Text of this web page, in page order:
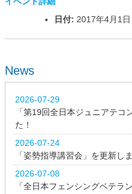
日付: 2017年4月1
News
2026-07-29
「第19回全日本ジュニアテコ
た！
2026-07-24
「姿勢指導講習会」を更新し
2026-07-08
「全日本フェンシングベテラ